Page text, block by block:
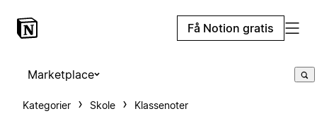
Få Notion gratis
Marketplace
Kategorier Skole Klassenoter